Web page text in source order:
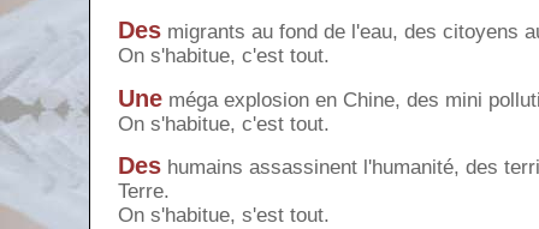
Des migrants au fond de l'eau, des citoyens
On s'habitue, c'est tout.
Une méga explosion en Chine, des mini
On s'habitue, c'est tout.
Des humains assassinent l'humanité, des
Terre.
On s'habitue, s'est tout.